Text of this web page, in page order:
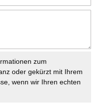
zum
oder gekürzt mit Ihrem
wenn wir Ihren echten